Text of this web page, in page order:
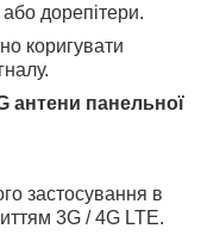
дорепітери.
коригувати
антени панельної
застосування в
3G / 4G LTE.